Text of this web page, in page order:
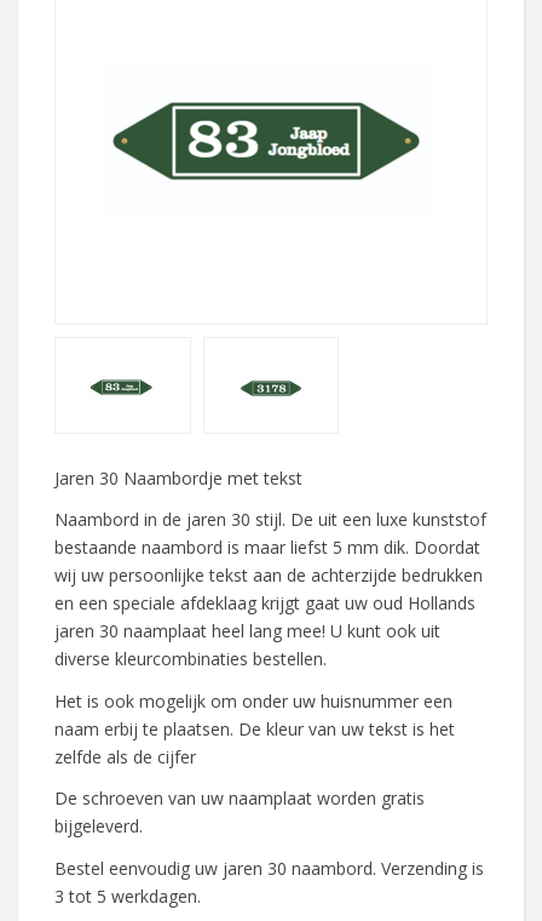
Jaren 30 Naambordje met tekst
Naambord in de jaren 30 stijl. De uit een luxe kunststof
bestaande naambord is maar liefst 5 mm dik. Doordat
wij uw persoonlijke tekst aan de achterzijde bedrukken
en een speciale afdeklaag krijgt gaat uw oud Hollands
jaren 30 naamplaat heel lang mee! U kunt ook uit
diverse kleurcombinaties bestellen.
Het is ook mogelijk om onder uw huisnummer een
naam erbij te plaatsen. De kleur van uw tekst is het
zelfde als de cijfer
De schroeven van uw naamplaat worden gratis
bijgeleverd.
Bestel eenvoudig uw jaren 30 naambord. Verzending is
3 tot 5 werkdagen.